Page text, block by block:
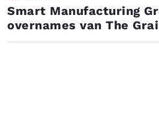
Smart Manufacturing
overnames van The